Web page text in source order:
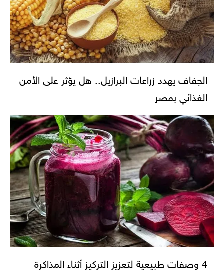
الجفاف يهدد زراعات البرازيل.. هل يؤثر على الأمن
الغذائي بمصر
4 وصفات طبيعية لتعزيز التركيز أثناء المذاكرة